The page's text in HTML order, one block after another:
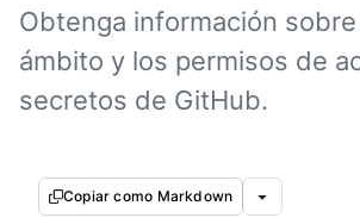
Obtenga información
ámbito y los permisos de
secretos de GitHub.
Copiar como Markdown